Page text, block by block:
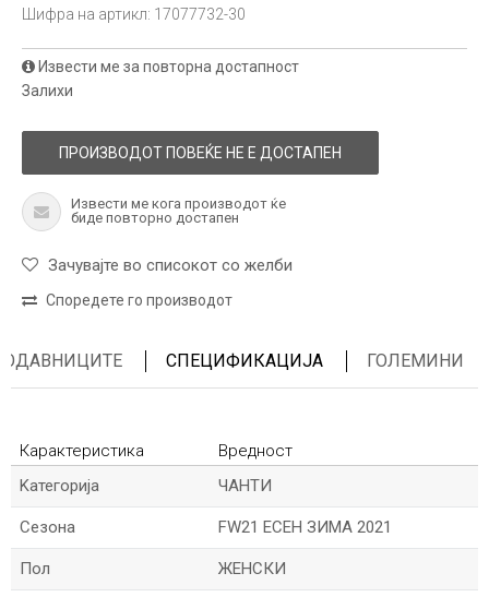
Шифра на артикл: 17077732-30
Извести ме за повторна достапност
Залихи
ПРОИЗВОДОТ ПОВЕЌЕ НЕ Е ДОСТАПЕН
Извести ме кога производот ќе
биде повторно достапен
Зачувајте во списокот со желби
Споредете го производот
СПЕЦИФИКАЦИЈА ГОЛЕМИНИ
Карактеристика
Вредност
Kатегорија
ЧАНТИ
Сезона FW21 ЕСЕН ЗИМА 2021
Пол ЖЕНСКИ